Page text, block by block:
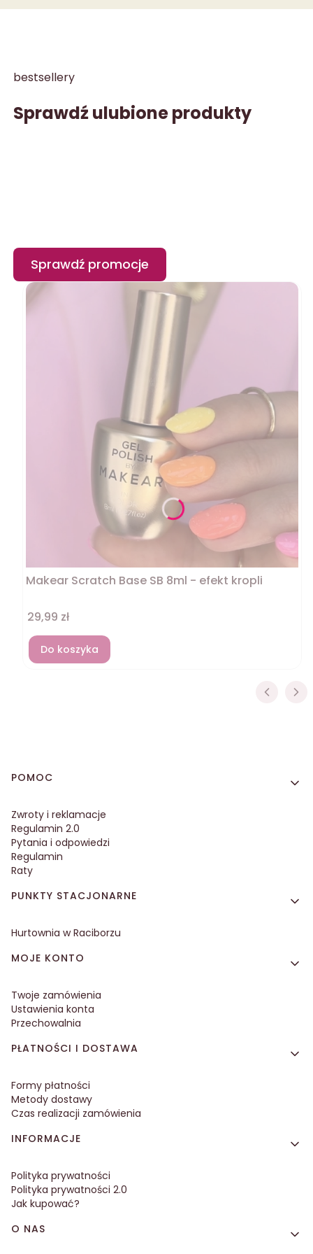
bestsellery
Sprawdź ulubione produkty
Sprawdź promocje
Makear Scratch Base SB 8ml - efekt kropli
Cena
29,99 zł
Do koszyka
Linki w stopce
POMOC
Zwroty i reklamacje
Regulamin 2.0
Pytania i odpowiedzi
Regulamin
Raty
PUNKTY STACJONARNE
Hurtownia w Raciborzu
MOJE KONTO
Twoje zamówienia
Ustawienia konta
Przechowalnia
PŁATNOŚCI I DOSTAWA
Formy płatności
Metody dostawy
Czas realizacji zamówienia
INFORMACJE
Polityka prywatności
Polityka prywatności 2.0
Jak kupować?
O NAS